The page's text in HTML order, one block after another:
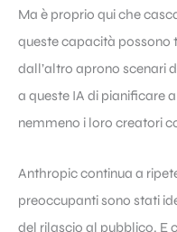
Ma è proprio qui che
queste capacità possono
dall’altro aprono scenari
a queste IA di pianificare
nemmeno i loro creatori
Anthropic continua a
preoccupanti sono stati
del rilascio al pubblico. E